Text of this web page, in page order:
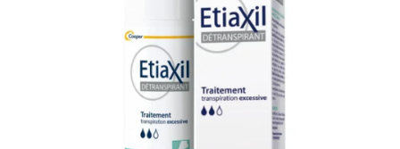
alimentaires)